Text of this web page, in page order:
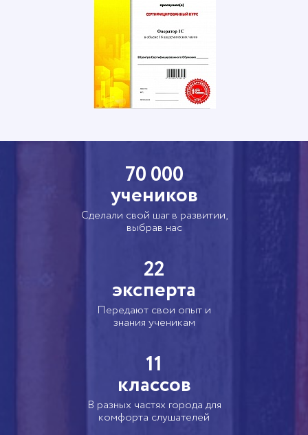
70 000
учеников
Сделали свой шаг в развитии,
выбрав нас
22
эксперта
Передают свои опыт и
знания ученикам
11
классов
В разных частях города для
комфорта слушателей